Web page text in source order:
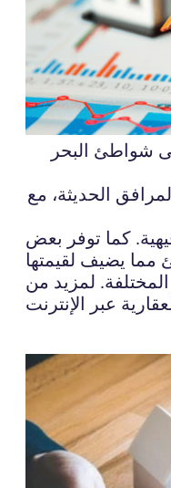
شواطئ البحر
الحديثة، مع
كما توفر بعض
لمزيد من